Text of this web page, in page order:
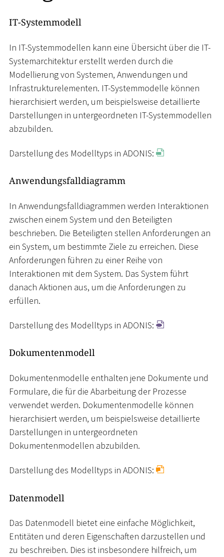
IT-Systemmodell
In IT-Systemmodellen kann eine Übersicht über die IT-
Systemarchitektur erstellt werden durch die
Modellierung von Systemen, Anwendungen und
Infrastrukturelementen. IT-Systemmodelle können
hierarchisiert werden, um beispielsweise detaillierte
Darstellungen in untergeordneten IT-Systemmodellen
abzubilden.
Darstellung des Modelltyps in ADONIS:
Anwendungsfalldiagramm
In Anwendungsfalldiagrammen werden Interaktionen
zwischen einem System und den Beteiligten
beschrieben. Die Beteiligten stellen Anforderungen an
ein System, um bestimmte Ziele zu erreichen. Diese
Anforderungen führen zu einer Reihe von
Interaktionen mit dem System. Das System führt
danach Aktionen aus, um die Anforderungen zu
erfüllen.
Darstellung des Modelltyps in ADONIS:
Dokumentenmodell
Dokumentenmodelle enthalten jene Dokumente und
Formulare, die für die Abarbeitung der Prozesse
verwendet werden. Dokumentenmodelle können
hierarchisiert werden, um beispielsweise detaillierte
Darstellungen in untergeordneten
Dokumentenmodellen abzubilden.
Darstellung des Modelltyps in ADONIS:
Datenmodell
Das Datenmodell bietet eine einfache Möglichkeit,
Entitäten und deren Eigenschaften darzustellen und
zu beschreiben. Dies ist insbesondere hilfreich, um